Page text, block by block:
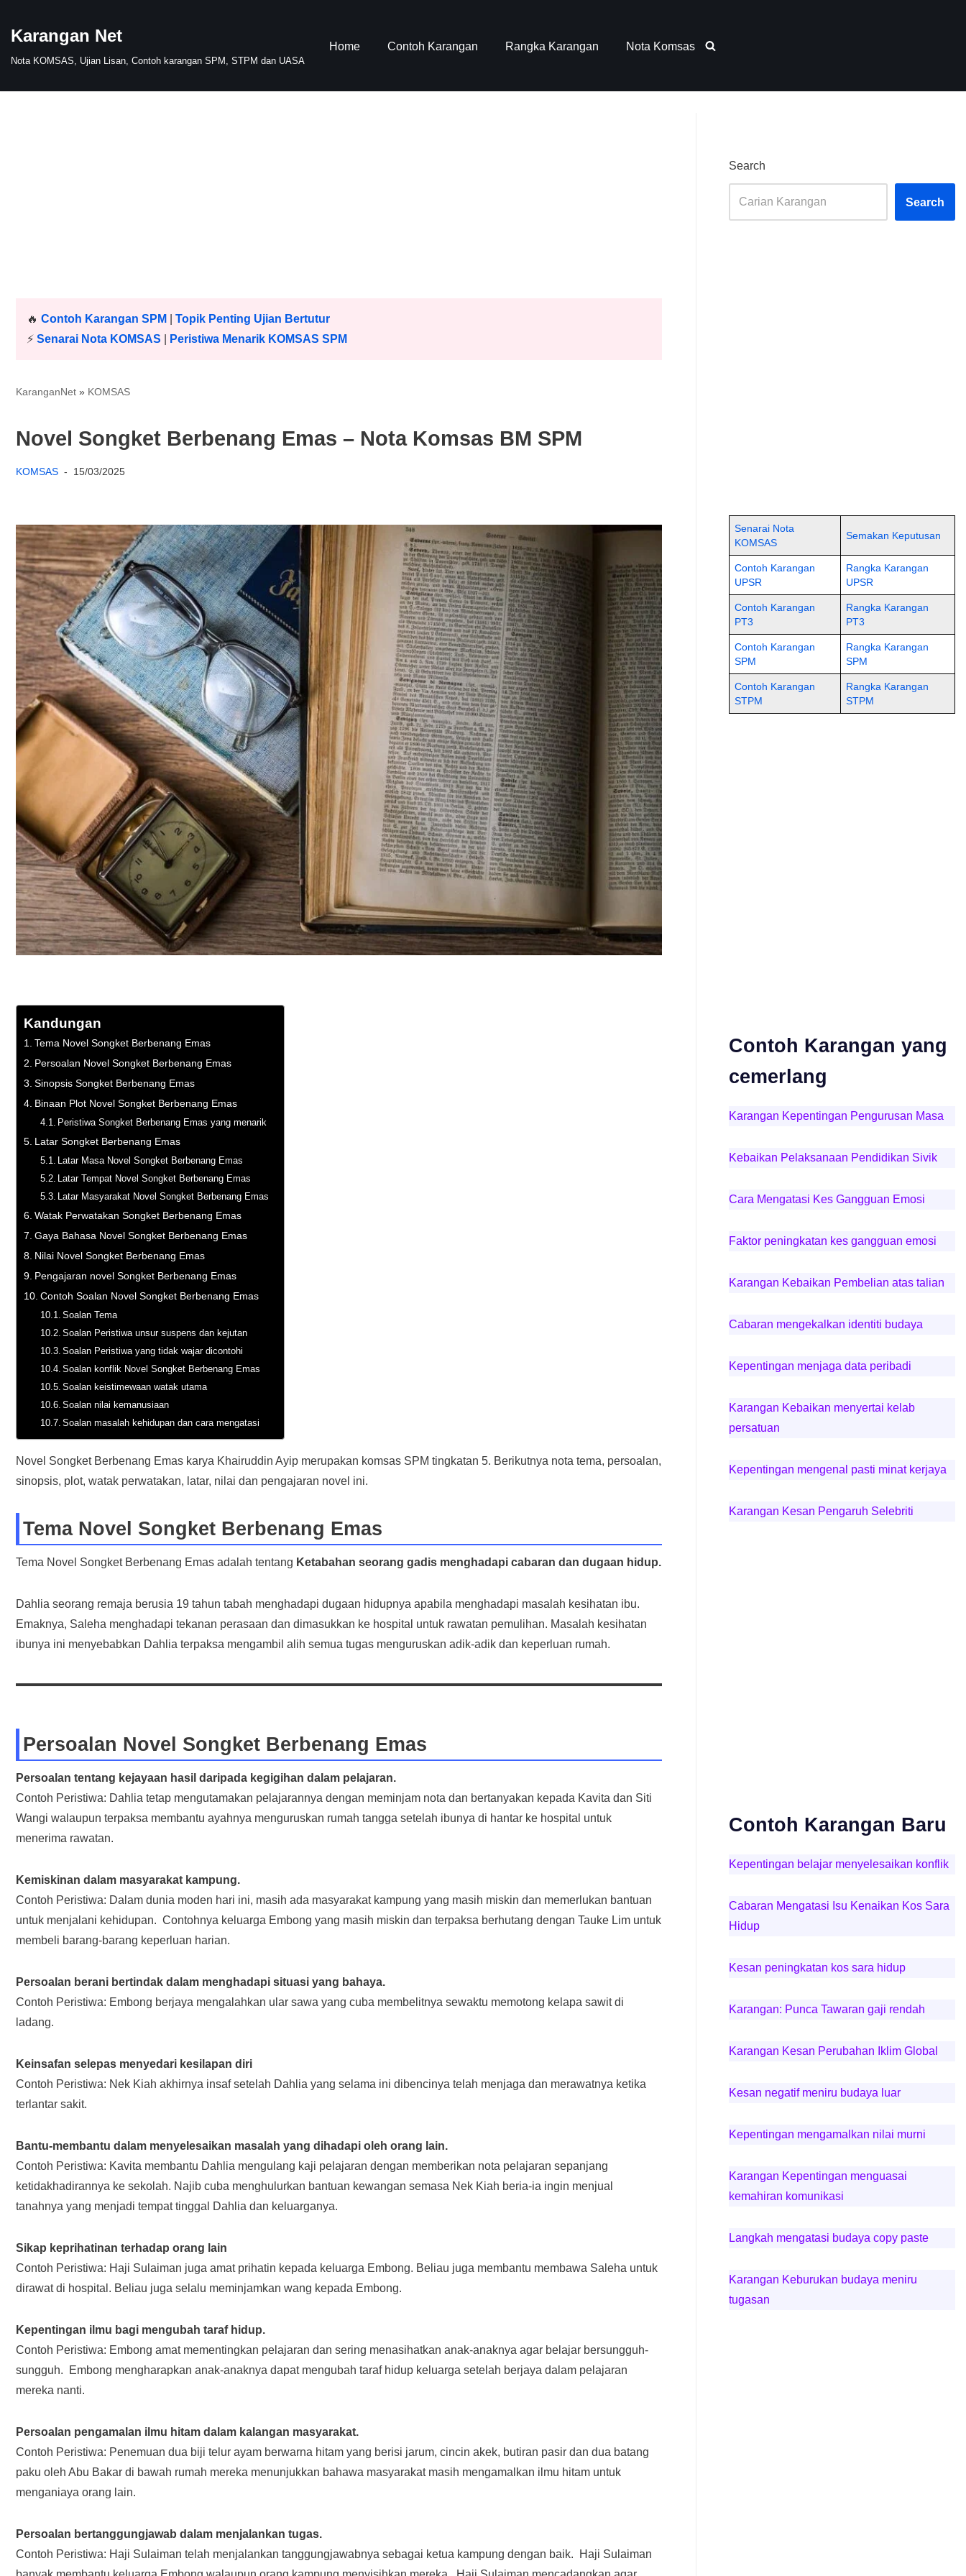
Skip
to
Karangan Net
Nota KOMSAS, Ujian Lisan, Contoh karangan SPM, STPM dan UASA
Home Contoh Karangan Rangka Karangan Nota Komsas
🔥 Contoh Karangan SPM
Topik Penting Ujian Bertutur
⚡️ Senarai Nota KOMSAS Peristiwa Menarik KOMSAS SPM
KaranganNet» KOMSAS
Novel Songket Berbenang Emas – Nota Komsas BM SPM
KOMSAS 15/03/2025
Kandungan
Tema Novel Songket Berbenang Emas
Persoalan Novel Songket Berbenang Emas
Sinopsis Songket Berbenang Emas
Binaan Plot Novel Songket Berbenang Emas
Peristiwa Songket Berbenang Emas yang menarik
Latar Songket Berbenang Emas
Latar Masa Novel Songket Berbenang Emas
Latar Tempat Novel Songket Berbenang Emas
Latar Masyarakat Novel Songket Berbenang Emas
Watak Perwatakan Songket Berbenang Emas
Gaya Bahasa Novel Songket Berbenang Emas
Nilai Novel Songket Berbenang Emas
Pengajaran novel Songket Berbenang Emas
Contoh Soalan Novel Songket Berbenang Emas
Soalan Tema
Soalan Peristiwa unsur suspens dan kejutan
Soalan Peristiwa yang tidak wajar dicontohi
Soalan konflik Novel Songket Berbenang Emas
Soalan keistimewaan watak utama
Soalan nilai kemanusiaan
Soalan masalah kehidupan dan cara mengatasi
Novel Songket Berbenang Emas karya Khairuddin Ayip merupakan komsas SPM tingkatan 5. Berikutnya nota tema, persoalan,
sinopsis, plot, watak perwatakan, latar, nilai dan pengajaran novel ini.
Tema Novel Songket Berbenang Emas
Tema Novel Songket Berbenang Emas adalah tentang Ketabahan seorang gadis menghadapi cabaran dan dugaan hidup.
Dahlia seorang remaja berusia 19 tahun tabah menghadapi dugaan hidupnya apabila menghadapi masalah kesihatan ibu.
Emaknya, Saleha menghadapi tekanan perasaan dan dimasukkan ke hospital untuk rawatan pemulihan. Masalah kesihatan
ibunya ini menyebabkan Dahlia terpaksa mengambil alih semua tugas menguruskan adik-adik dan keperluan rumah.
Persoalan Novel Songket Berbenang Emas
Persoalan tentang kejayaan hasil daripada kegigihan dalam pelajaran.
Contoh Peristiwa: Dahlia tetap mengutamakan pelajarannya dengan meminjam nota dan bertanyakan kepada Kavita dan Siti
Wangi walaupun terpaksa membantu ayahnya menguruskan rumah tangga setelah ibunya di hantar ke hospital untuk
menerima rawatan.
Kemiskinan dalam masyarakat kampung.
Contoh Peristiwa: Dalam dunia moden hari ini, masih ada masyarakat kampung yang masih miskin dan memerlukan bantuan
untuk menjalani kehidupan. Contohnya keluarga Embong yang masih miskin dan terpaksa berhutang dengan Tauke Lim untuk
membeli barang-barang keperluan harian.
Persoalan berani bertindak dalam menghadapi situasi yang bahaya.
Contoh Peristiwa: Embong berjaya mengalahkan ular sawa yang cuba membelitnya sewaktu memotong kelapa sawit di
ladang.
Keinsafan selepas menyedari kesilapan diri
Contoh Peristiwa: Nek Kiah akhirnya insaf setelah Dahlia yang selama ini dibencinya telah menjaga dan merawatnya ketika
terlantar sakit.
Bantu-membantu dalam menyelesaikan masalah yang dihadapi oleh orang lain.
Contoh Peristiwa: Kavita membantu Dahlia mengulang kaji pelajaran dengan memberikan nota pelajaran sepanjang
ketidakhadirannya ke sekolah. Najib cuba menghulurkan bantuan kewangan semasa Nek Kiah beria-ia ingin menjual
tanahnya yang menjadi tempat tinggal Dahlia dan keluarganya.
Sikap keprihatinan terhadap orang lain
Contoh Peristiwa: Haji Sulaiman juga amat prihatin kepada keluarga Embong. Beliau juga membantu membawa Saleha untuk
dirawat di hospital. Beliau juga selalu meminjamkan wang kepada Embong.
Kepentingan ilmu bagi mengubah taraf hidup.
Contoh Peristiwa: Embong amat mementingkan pelajaran dan sering menasihatkan anak-anaknya agar belajar bersungguh-
sungguh. Embong mengharapkan anak-anaknya dapat mengubah taraf hidup keluarga setelah berjaya dalam pelajaran
mereka nanti.
Persoalan pengamalan ilmu hitam dalam kalangan masyarakat.
Contoh Peristiwa: Penemuan dua biji telur ayam berwarna hitam yang berisi jarum, cincin akek, butiran pasir dan dua batang
paku oleh Abu Bakar di bawah rumah mereka menunjukkan bahawa masyarakat masih mengamalkan ilmu hitam untuk
menganiaya orang lain.
Persoalan bertanggungjawab dalam menjalankan tugas.
Contoh Peristiwa: Haji Sulaiman telah menjalankan tanggungjawabnya sebagai ketua kampung dengan baik. Haji Sulaiman
Search
Search
Senarai Nota
KOMSAS
Semakan Keputusan
Contoh Karangan
UPSR
Rangka Karangan
UPSR
Contoh Karangan
PT3
Rangka Karangan
PT3
Contoh Karangan
SPM
Rangka Karangan
SPM
Contoh Karangan
STPM
Rangka Karangan
STPM
Contoh Karangan yang
cemerlang
Karangan Kepentingan Pengurusan Masa
Kebaikan Pelaksanaan Pendidikan Sivik
Cara Mengatasi Kes Gangguan Emosi
Faktor peningkatan kes gangguan emosi
Karangan Kebaikan Pembelian atas talian
Cabaran mengekalkan identiti budaya
Kepentingan menjaga data peribadi
Karangan Kebaikan menyertai kelab
persatuan
Kepentingan mengenal pasti minat kerjaya
Karangan Kesan Pengaruh Selebriti
Contoh Karangan Baru
Kepentingan belajar menyelesaikan konflik
Cabaran Mengatasi Isu Kenaikan Kos Sara
Hidup
Kesan peningkatan kos sara hidup
Karangan: Punca Tawaran gaji rendah
Karangan Kesan Perubahan Iklim Global
Kesan negatif meniru budaya luar
Kepentingan mengamalkan nilai murni
Karangan Kepentingan menguasai
kemahiran komunikasi
Langkah mengatasi budaya copy paste
Karangan Keburukan budaya meniru
tugasan